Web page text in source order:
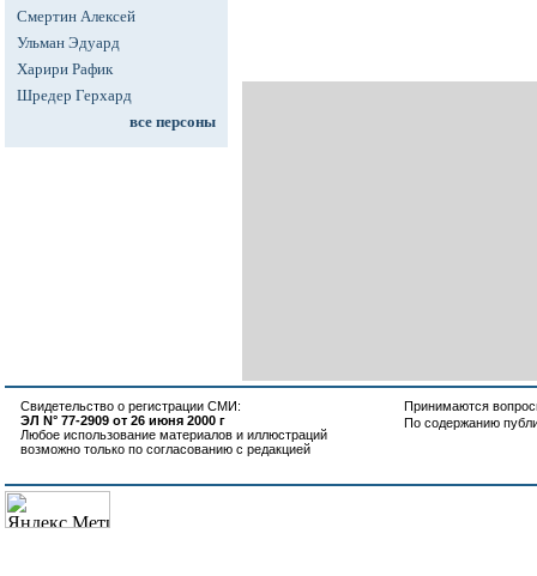
Смертин Алексей
Ульман Эдуард
Харири Рафик
Шредер Герхард
все персоны
Свидетельство о регистрации СМИ:
ЭЛ N° 77-2909 от 26 июня 2000 г
Любое использование материалов и иллюстраций
возможно только по согласованию с редакцией
Принимаются
По содержанию